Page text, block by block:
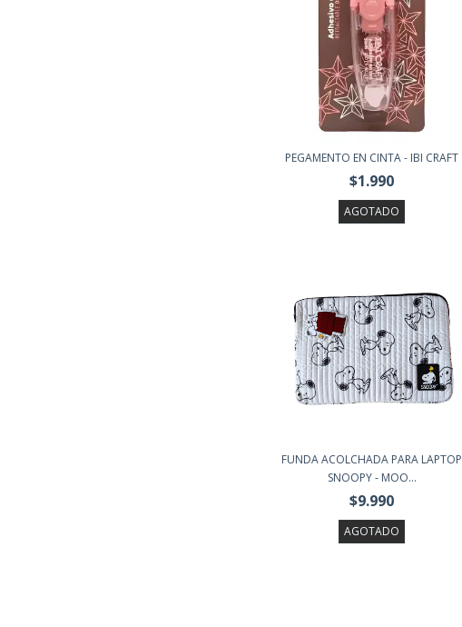
PEGAMENTO EN CINTA - IBI CRAFT
$1.990
AGOTADO
FUNDA ACOLCHADA PARA LAPTOP
SNOOPY - MOO...
$9.990
AGOTADO